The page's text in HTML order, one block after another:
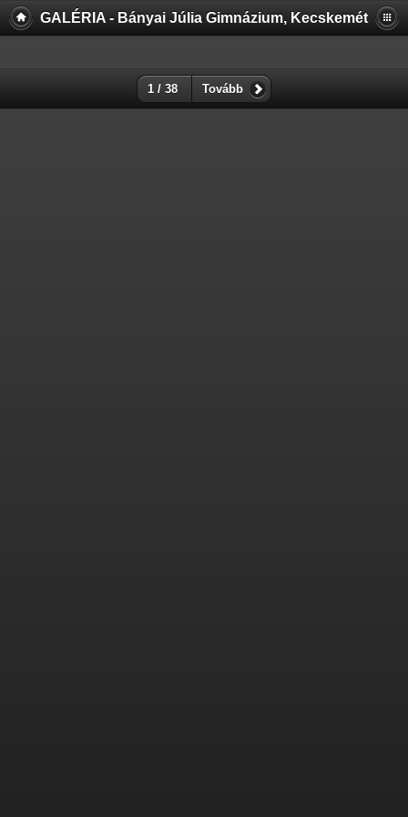
GALÉRIA - Bányai Júlia Gimnázium, Kecskemét
1 / 38 Tovább